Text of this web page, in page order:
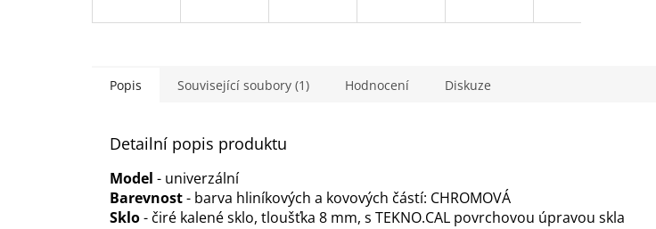
R
Popis Související soubory (1) Hodnocení Diskuze
Detailní popis produktu
Model - univerzální
Barevnost- barva hliníkových a kovových částí: CHROMOVÁ
Sklo- čiré kalené sklo, tloušťka 8 mm, s TEKNO.CAL povrchovou úpravou skla